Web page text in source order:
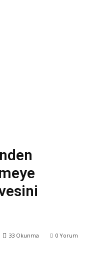
0 Yorum
33 Okunma